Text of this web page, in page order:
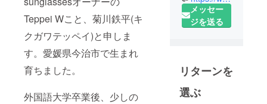
Teppei Wこと、菊川鉄平(キ
クガワテッペイ)と申しま
す。愛媛県今治市で生まれ
育ちました。
外国語大学卒業後、少しの
在させて頂
いている、
のオー
ナー。
メッセー
ジを送る
リターンを
選ぶ